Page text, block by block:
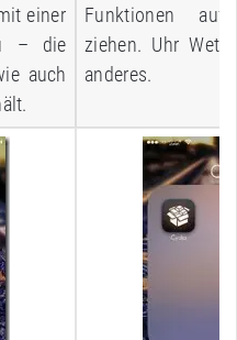
einer
– die
auch
Funktionen
ziehen. Uhr
anderes.